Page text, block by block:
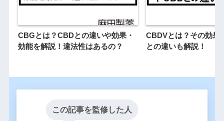
CBGとは？CBDとの違いや効果・
効能を解説！違法性はあるの？
CBDVとは？その効果
との違いも解説！
この記事を監修した人